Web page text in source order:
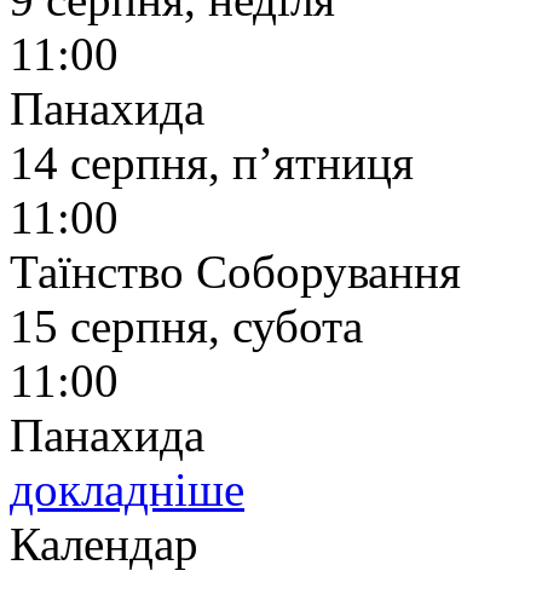
11:00
Панахида
14 серпня, п’ятниця
11:00
Таїнство Соборування
15 серпня, субота
11:00
Панахида
докладніше
Календар